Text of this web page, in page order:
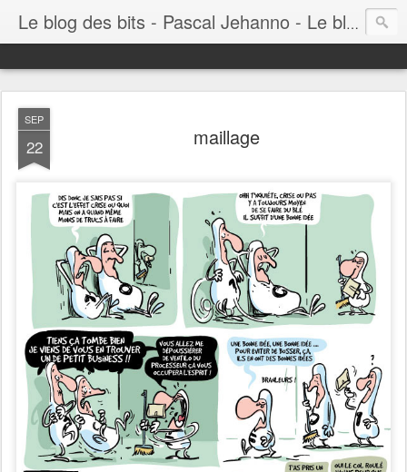
Le blog des bits - Pascal Jehanno - Le blog BD informatique
SEP
22 maillage